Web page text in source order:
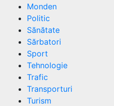
Monden
Politic
Sănătate
Sărbatori
Sport
Tehnologie
Trafic
Transporturi
Turism